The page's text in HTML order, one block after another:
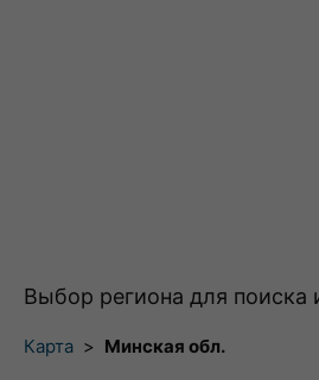
Выбор региона для поиска
Карта > Минская обл.